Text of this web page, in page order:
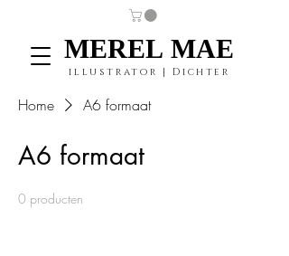
illustrator | Dichter
MEREL MAE
MEREL MAE
Home A6 formaat
A6 formaat
0 producten